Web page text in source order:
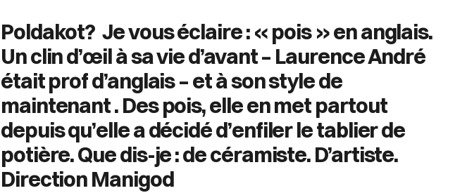
Poldakot? Je vous éclaire : « pois » en anglais.
Un clin d’œil à sa vie d’avant – Laurence André
était prof d’anglais – et à son style de
maintenant . Des pois, elle en met partout
depuis qu’elle a décidé d’enfiler le tablier de
potière. Que dis-je : de céramiste. D’artiste.
Direction Manigod